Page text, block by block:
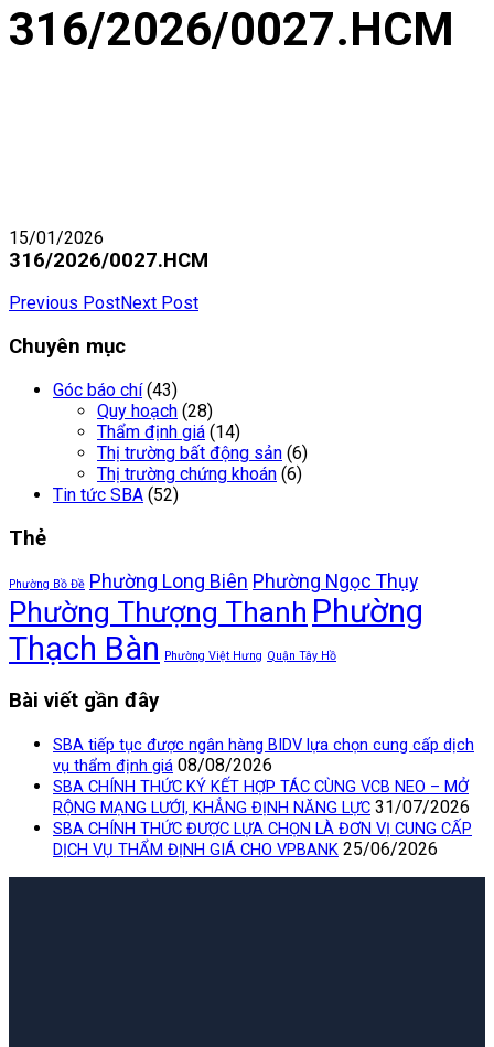
316/2026/0027.HCM
15/01/2026
316/2026/0027.HCM
Previous PostNext Post
Chuyên mục
Góc báo chí (43)
Quy hoạch (28)
Thẩm định giá (14)
Thị trường bất động sản (6)
Thị trường chứng khoán (6)
Tin tức SBA (52)
Thẻ
Phường Bồ Đề Phường Long Biên Phường Ngọc Thụy
Phường Thượng Thanh Phường
Thạch Bàn
Phường Việt Hưng Quận Tây Hồ
Bài viết gần đây
SBA tiếp tục được ngân hàng BIDV lựa chọn cung cấp dịch
vụ thẩm định giá 08/08/2026
SBA CHÍNH THỨC KÝ KẾT HỢP TÁC CÙNG VCB NEO – MỞ
RỘNG MẠNG LƯỚI, KHẲNG ĐỊNH NĂNG LỰC 31/07/2026
SBA CHÍNH THỨC ĐƯỢC LỰA CHỌN LÀ ĐƠN VỊ CUNG CẤP
DỊCH VỤ THẨM ĐỊNH GIÁ CHO VPBANK 25/06/2026